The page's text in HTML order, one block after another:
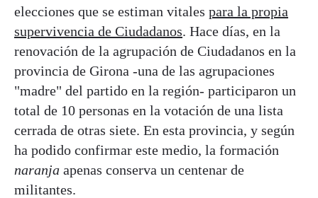
elecciones que se estiman vitales para la propia
supervivencia de Ciudadanos. Hace días, en la
renovación de la agrupación de Ciudadanos en la
provincia de Girona -una de las agrupaciones
"madre" del partido en la región- participaron un
total de 10 personas en la votación de una lista
cerrada de otras siete. En esta provincia, y según
ha podido confirmar este medio, la formación
naranja apenas conserva un centenar de
militantes.